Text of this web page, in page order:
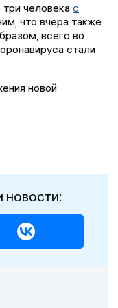
человека с
что вчера также
всего во
стали
новой